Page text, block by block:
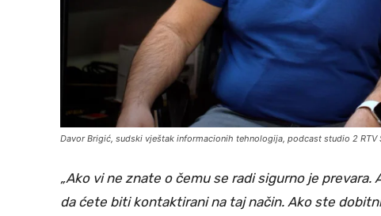
Davor Brigić, sudski vještak informacionih tehnologija, podcast studio 2 RTV
„Ako vi ne znate o čemu se radi sigurno je
da ćete biti kontaktirani na taj način. Ako ste